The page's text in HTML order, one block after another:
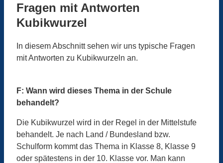
Fragen mit Antworten
Kubikwurzel
In diesem Abschnitt sehen wir uns typische Fragen
mit Antworten zu Kubikwurzeln an.
F: Wann wird dieses Thema in der Schule
behandelt?
Die Kubikwurzel wird in der Regel in der Mittelstufe
behandelt. Je nach Land / Bundesland bzw.
Schulform kommt das Thema in Klasse 8, Klasse 9
oder spätestens in der 10. Klasse vor. Man kann